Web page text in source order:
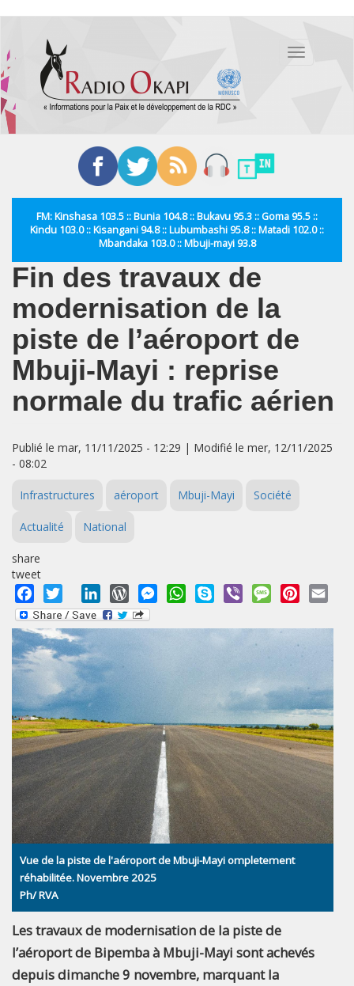
contenu
principal
Toggle
FM: Kinshasa 103.5 :: Bunia 104.8 :: Bukavu 95.3 :: Goma 95.5 ::
Kindu 103.0 :: Kisangani 94.8 :: Lubumbashi 95.8 :: Matadi 102.0 ::
Mbandaka 103.0 :: Mbuji-mayi 93.8
Fin des travaux de
modernisation de la
piste de l’aéroport de
Mbuji-Mayi : reprise
normale du trafic aérien
Publié le mar, 11/11/2025 - 12:29 | Modifié le mer, 12/11/2025
- 08:02
Infrastructures aéroport Mbuji-Mayi Société
Actualité National
share
tweet
Facebook
Twitter LinkedInWordPressMessengerWhatsApp
Skype Viber MessagePinterest
Vue de la piste de l'aéroport de Mbuji-Mayi ompletement
réhabilitée. Novembre 2025
Ph/ RVA
Les travaux de modernisation de la piste de
l’aéroport de Bipemba à Mbuji-Mayi sont achevés
depuis dimanche 9 novembre, marquant la